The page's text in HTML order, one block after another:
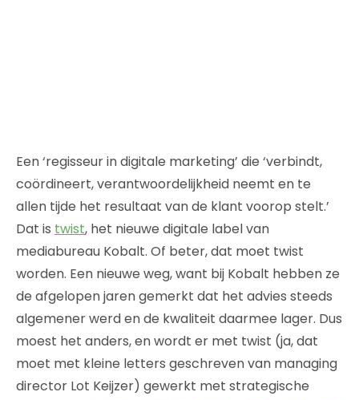
Een ‘regisseur in digitale marketing’ die ‘verbindt,
coördineert, verantwoordelijkheid neemt en te
allen tijde het resultaat van de klant voorop stelt.’
Dat is twist, het nieuwe digitale label van
mediabureau Kobalt. Of beter, dat moet twist
worden. Een nieuwe weg, want bij Kobalt hebben ze
de afgelopen jaren gemerkt dat het advies steeds
algemener werd en de kwaliteit daarmee lager. Dus
moest het anders, en wordt er met twist (ja, dat
moet met kleine letters geschreven van managing
director Lot Keijzer) gewerkt met strategische